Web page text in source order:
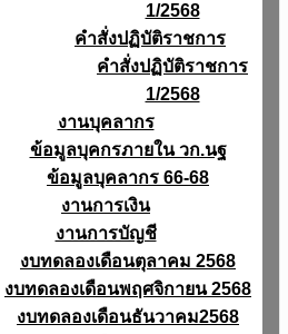
1/2568
คำสั่งปฏิบัติราชการ
คำสั่งปฏิบัติราชการ
1/2568
งานบุคลากร
ข้อมูลบุคกรภายใน วก.นฐ
ข้อมูลบุคลากร 66-68
งานการเงิน
งานการบัญชี
งบทดลองเดือนตุลาคม 2568
งบทดลองเดือนพฤศจิกายน 2568
งบทดลองเดือนธันวาคม2568